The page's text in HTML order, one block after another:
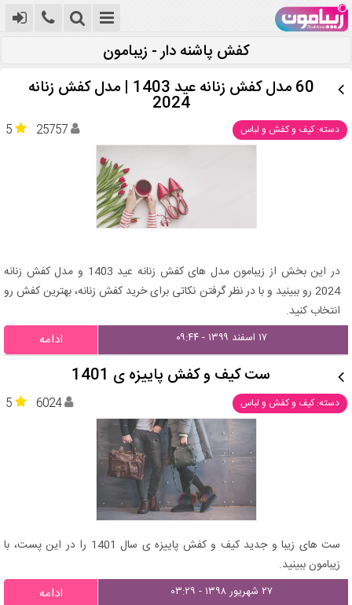
کفش پاشنه دار - زیبامون
60 مدل کفش زنانه عید 1403 | مدل کفش زنانه
2024
دسته: کیف و کفش و لباس 5 25757
در این بخش از زیبامون مدل های کفش زنانه عید 1403 و مدل کفش زنانه
2024 رو ببینید و با در نظر گرفتن نکاتی برای خرید کفش زنانه، بهترین کفش رو
انتخاب کنید.
۱۷ اسفند ۱۳۹۹ - ۰۹:۴۴ ادامه
ست کیف و کفش پاییزه ی 1401
دسته: کیف و کفش و لباس 5 6024
ست های زیبا و جدید کیف و کفش پاییزه ی سال 1401 را در این پست، با
زیبامون ببینید.
۲۷ شهریور ۱۳۹۸ - ۰۳:۲۹ ادامه